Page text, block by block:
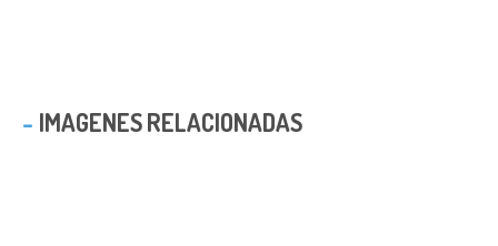
IMAGENES RELACIONADAS